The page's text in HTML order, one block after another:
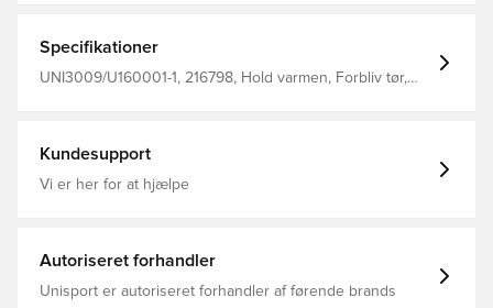
og varm Den brede og elastiske linning kan strækkes for
Specifikationer
UNI3009/U160001-1, 216798, Hold varmen, Forbliv tør,
Kundesupport
Vi er her for at hjælpe
Autoriseret forhandler
Unisport er autoriseret forhandler af førende brands